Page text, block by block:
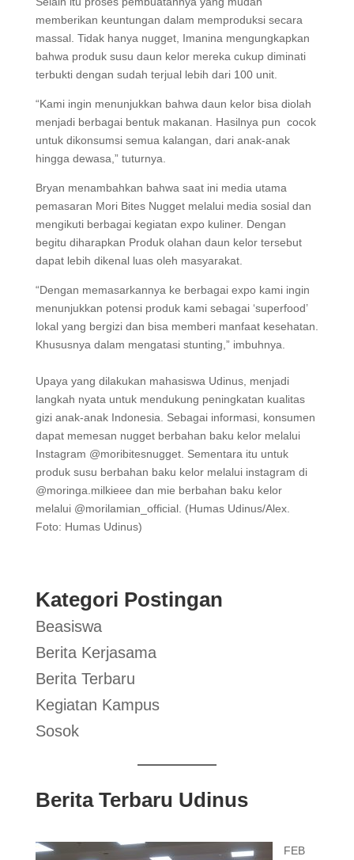
memberikan keuntungan dalam memproduksi secara
massal. Tidak hanya nugget, Imanina mengungkapkan
bahwa produk susu daun kelor mereka cukup diminati
terbukti dengan sudah terjual lebih dari 100 unit.
“Kami ingin menunjukkan bahwa daun kelor bisa diolah
menjadi berbagai bentuk makanan. Hasilnya pun cocok
untuk dikonsumsi semua kalangan, dari anak-anak
hingga dewasa,” tuturnya.
Bryan menambahkan bahwa saat ini media utama
pemasaran Mori Bites Nugget melalui media sosial dan
mengikuti berbagai kegiatan expo kuliner. Dengan
begitu diharapkan Produk olahan daun kelor tersebut
dapat lebih dikenal luas oleh masyarakat.
“Dengan memasarkannya ke berbagai expo kami ingin
menunjukkan potensi produk kami sebagai ‘superfood’
lokal yang bergizi dan bisa memberi manfaat kesehatan.
Khususnya dalam mengatasi stunting,” imbuhnya.
Upaya yang dilakukan mahasiswa Udinus, menjadi
langkah nyata untuk mendukung peningkatan kualitas
gizi anak-anak Indonesia. Sebagai informasi, konsumen
dapat memesan nugget berbahan baku kelor melalui
Instagram @moribitesnugget. Sementara itu untuk
produk susu berbahan baku kelor melalui instagram di
@moringa.milkieee dan mie berbahan baku kelor
melalui @morilamian_official. (Humas Udinus/Alex.
Foto: Humas Udinus)
Kategori Postingan
Beasiswa
Berita Kerjasama
Berita Terbaru
Kegiatan Kampus
Sosok
Berita Terbaru Udinus
FEB